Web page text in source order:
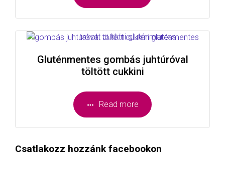
Gluténmentes gombás juhtúróval
töltött cukkini
Read more
Csatlakozz hozzánk facebookon